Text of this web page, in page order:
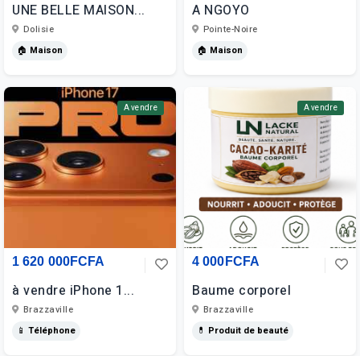
UNE BELLE MAISON...
Dolisie
🏠 Maison
A NGOYO
Pointe-Noire
🏠 Maison
A vendre
1 620 000FCFA
à vendre iPhone 1...
Brazzaville
📱 Téléphone
A vendre
4 000FCFA
Baume corporel
Brazzaville
💊 Produit de beauté